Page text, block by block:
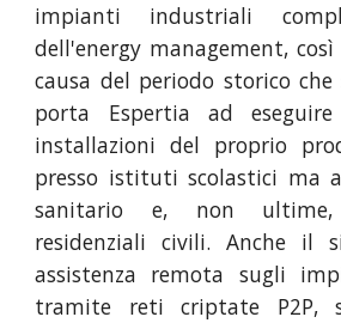
impianti industriali
dell'energy management,
causa del periodo storico
porta Espertia ad eseguire
installazioni del proprio
presso istituti scolastici ma
sanitario e, non
residenziali civili. Anche il
assistenza remota sugli
tramite reti criptate P2P,